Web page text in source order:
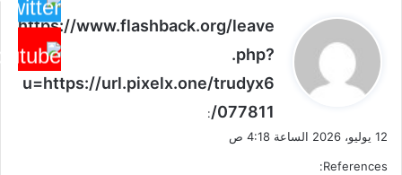
ي
و
ل
https://www.flashback.org/leave
.php?
u=https://url.pixelx.one/trudyx6
077811/
:
12 يوليو، 2026 الساعة 4:18 ص
References: